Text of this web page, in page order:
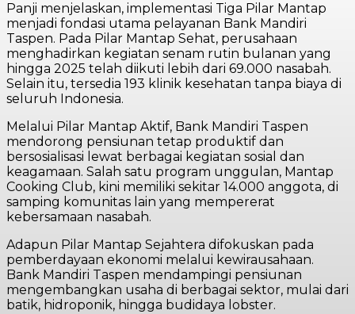
Panji menjelaskan, implementasi Tiga Pilar Mantap
menjadi fondasi utama pelayanan Bank Mandiri
Taspen. Pada Pilar Mantap Sehat, perusahaan
menghadirkan kegiatan senam rutin bulanan yang
hingga 2025 telah diikuti lebih dari 69.000 nasabah.
Selain itu, tersedia 193 klinik kesehatan tanpa biaya di
seluruh Indonesia.
Melalui Pilar Mantap Aktif, Bank Mandiri Taspen
mendorong pensiunan tetap produktif dan
bersosialisasi lewat berbagai kegiatan sosial dan
keagamaan. Salah satu program unggulan, Mantap
Cooking Club, kini memiliki sekitar 14.000 anggota, di
samping komunitas lain yang mempererat
kebersamaan nasabah.
Adapun Pilar Mantap Sejahtera difokuskan pada
pemberdayaan ekonomi melalui kewirausahaan.
Bank Mandiri Taspen mendampingi pensiunan
mengembangkan usaha di berbagai sektor, mulai dari
batik, hidroponik, hingga budidaya lobster.